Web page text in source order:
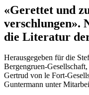
«Gerettet und
verschlungen».
die Literatur
Herausgegeben für die
Bergengruen-
Gertrud von le Fort-
Guntermann unter